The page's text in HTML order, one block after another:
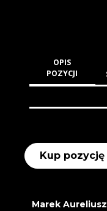
OPIS
POZYCJI
Kup
Marek Aureliusz